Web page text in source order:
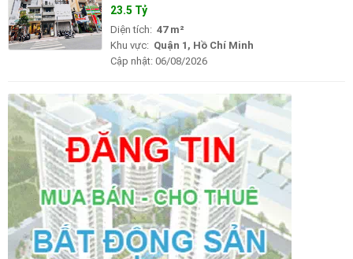
23.5 Tỷ
Diện tích: 47 m²
Khu vực: Quận 1, Hồ Chí Minh
Cập nhật: 06/08/2026